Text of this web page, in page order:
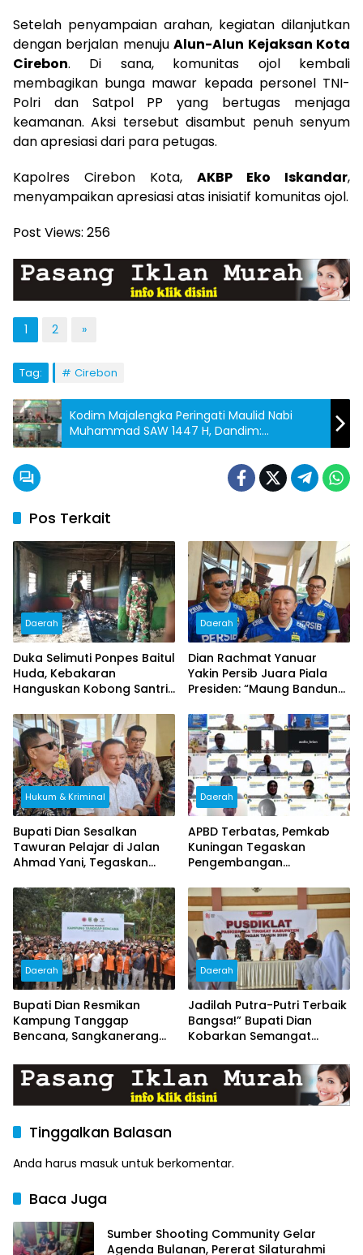
Setelah penyampaian arahan, kegiatan dilanjutkan
dengan berjalan menujuAlun-Alun Kejaksan Kota
Cirebon. Di sana, komunitas ojol kembali
membagikan bunga mawar kepada personel TNI-
Polri dan Satpol PP yang bertugas menjaga
keamanan. Aksi tersebut disambut penuh senyum
dan apresiasi dari para petugas.
Kapolres Cirebon Kota, AKBP Eko Iskandar,
menyampaikan apresiasi atas inisiatif komunitas ojol.
Post Views: 256
1 2 »
Tag: Cirebon
Kodim Majalengka Peringati Maulid Nabi
Muhammad SAW 1447 H, Dandim:
Tingkatkan Keimanan dan Keteladanan
Pos Terkait
Daerah
Duka Selimuti Ponpes Baitul
Huda, Kebakaran
Hanguskan Kobong Santri
Rp80 Juta
Daerah
Dian Rachmat Yanuar
Yakin Persib Juara Piala
Presiden: “Maung Bandung
Hukum & Kriminal
Bupati Dian Sesalkan
Tawuran Pelajar di Jalan
Ahmad Yani, Tegaskan
Bersama
Daerah
APBD Terbatas, Pemkab
Kuningan Tegaskan
Pengembangan
Terhenti
Daerah
Bupati Dian Resmikan
Kampung Tanggap
Bencana, Sangkanerang
Hadapi Bencana
Daerah
Jadilah Putra-Putri Terbaik
Bangsa!” Bupati Dian
Kobarkan Semangat
Menuju Pengibar Merah
Putih 2026
Tinggalkan Balasan
Anda harus masuk untuk berkomentar.
Baca Juga
Sumber Shooting Community Gelar
Agenda Bulanan, Pererat Silaturahmi